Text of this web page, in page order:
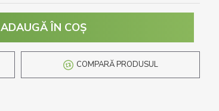
ADAUGĂ ÎN COŞ
COMPARĂ PRODUSUL